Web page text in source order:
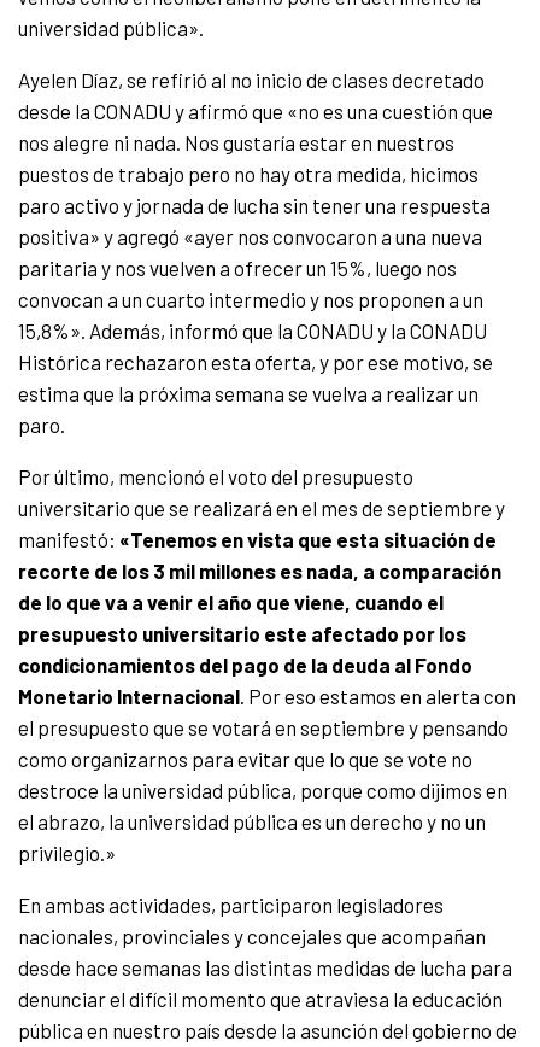
universidad pública».
Ayelen Díaz, se refirió al no inicio de clases decretado
desde la CONADU y afirmó que «no es una cuestión que
nos alegre ni nada. Nos gustaría estar en nuestros
puestos de trabajo pero no hay otra medida, hicimos
paro activo y jornada de lucha sin tener una respuesta
positiva» y agregó «ayer nos convocaron a una nueva
paritaria y nos vuelven a ofrecer un 15%, luego nos
convocan a un cuarto intermedio y nos proponen a un
15,8%». Además, informó que la CONADU y la CONADU
Histórica rechazaron esta oferta, y por ese motivo, se
estima que la próxima semana se vuelva a realizar un
paro.
Por último, mencionó el voto del presupuesto
universitario que se realizará en el mes de septiembre y
manifestó: «Tenemos en vista que esta situación de
recorte de los 3 mil millones es nada, a comparación
de lo que va a venir el año que viene, cuando el
presupuesto universitario este afectado por los
condicionamientos del pago de la deuda al Fondo
Monetario Internacional . Por eso estamos en alerta con
el presupuesto que se votará en septiembre y pensando
como organizarnos para evitar que lo que se vote no
destroce la universidad pública, porque como dijimos en
el abrazo, la universidad pública es un derecho y no un
privilegio.»
En ambas actividades, participaron legisladores
nacionales, provinciales y concejales que acompañan
desde hace semanas las distintas medidas de lucha para
denunciar el difícil momento que atraviesa la educación
pública en nuestro país desde la asunción del gobierno de